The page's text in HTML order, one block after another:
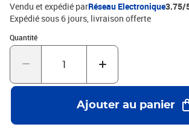
Vendu et expédié parRéseau Electronique3.75/
Expédié sous 6 jours livraison offerte
Quantité
Quantité : 1
Ajouter au panier